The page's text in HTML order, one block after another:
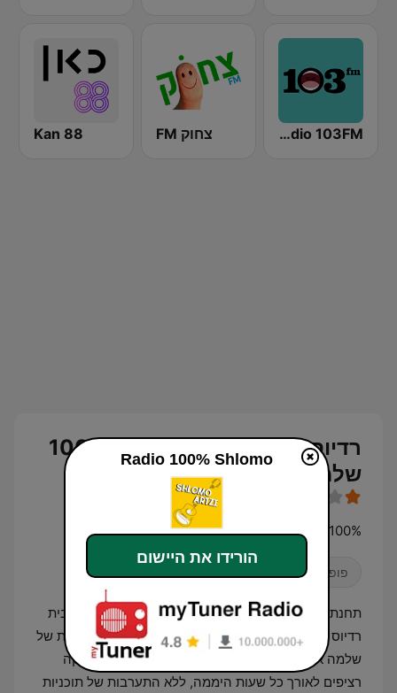
Radio 103FM צחוק FM Kan 88
רדיוס 100 שידור חי - ערוץ 100%
שלמה
100% Shlomo — a Radios 100FM digital channel
פופ / טופ 40
תחנת הרדיו "100% שלמה" היא ערוץ שידור דיגיטלי מבית
רדיוס 100FM, המוקדש באופן בלעדי ליצירתו המוזיקלית של
שלמה ארצי. התחנה מפעילה פורמט של שידורי מוזיקה
רציפים לאורך כל שעות היממה, ללא התערבות של תוכניות
Radio 100% Shlomo
הורידו את היישום